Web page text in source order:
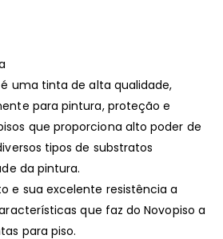
uma tinta de alta qualidade,
para pintura, proteção e
que proporciona alto poder de
tipos de substratos
da pintura.
e sua excelente resistência a
que faz do Novopiso a
para piso.